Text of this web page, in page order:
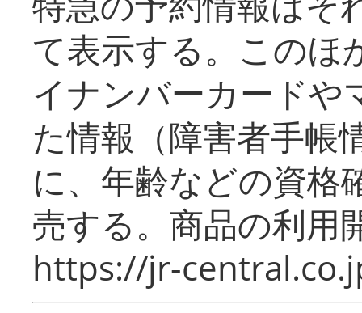
て表示する。このほ
イナンバーカードや
た情報（障害者手帳
に、年齢などの資格
売する。商品の利用
https://jr-